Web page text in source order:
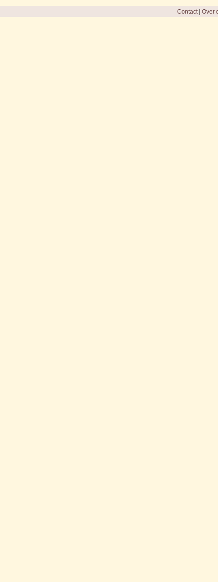
Contact| Over